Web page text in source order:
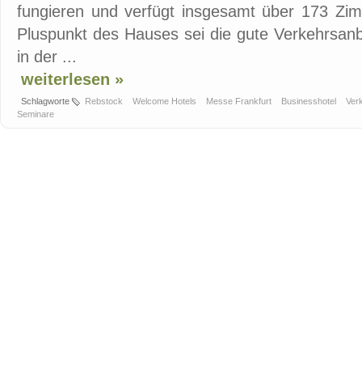
fungieren und verfügt insgesamt über 173
Pluspunkt des Hauses sei die gute
in der ...
weiterlesen »
Schlagworte Rebstock Welcome Hotels Messe Frankfurt Businesshotel
Seminare